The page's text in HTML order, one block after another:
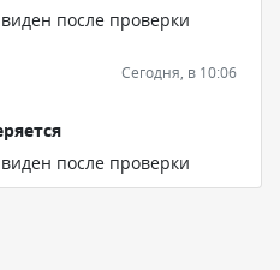
после проверки
Сегодня, в 10:06
после проверки